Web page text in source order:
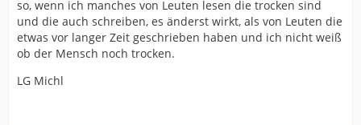
so, wenn ich manches von Leuten lesen die trocken sind
und die auch schreiben, es änderst wirkt, als von Leuten die
etwas vor langer Zeit geschrieben haben und ich nicht weiß
ob der Mensch noch trocken.
LG Michl